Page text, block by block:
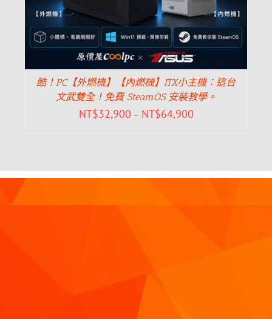
酷！PC【外燃機】【內燃機】ITX小主機：這台
文武雙全！免費 SteamOS 安裝教學。
NT$32,900 – NT$64,900